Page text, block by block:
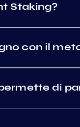
Staking?
con il
di